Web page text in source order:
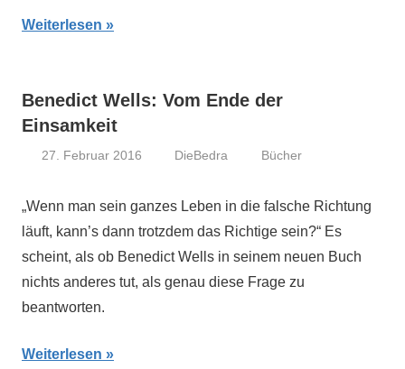
Weiterlesen
Benedict Wells: Vom Ende der
Einsamkeit
27. Februar 2016 DieBedra Bücher
„Wenn man sein ganzes Leben in die falsche Richtung
läuft, kann’s dann trotzdem das Richtige sein?“ Es
scheint, als ob Benedict Wells in seinem neuen Buch
nichts anderes tut, als genau diese Frage zu
beantworten.
Weiterlesen